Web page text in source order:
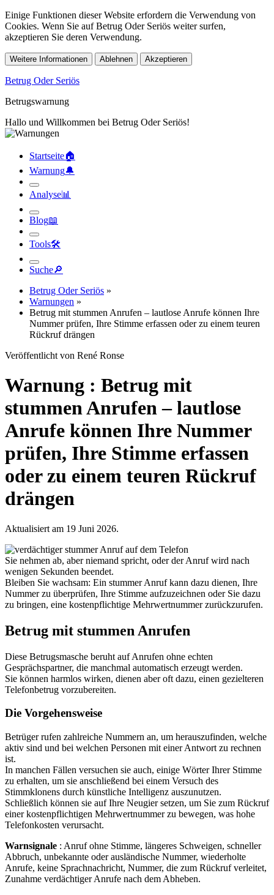
Einige Funktionen dieser Website erfordern die Verwendung von
Cookies. Wenn Sie auf Betrug Oder Seriös weiter surfen,
akzeptieren Sie deren Verwendung.
Weitere Informationen Ablehnen Akzeptieren
Betrug Oder Seriös
Betrugswarnung
Hallo und Willkommen bei Betrug Oder Seriös!
Startseite🏠︎
Warnung🔔︎
Analyse📊︎
Blog📖︎
Tools🛠︎
Suche🔎︎
Betrug Oder Seriös »
Warnungen »
Betrug mit stummen Anrufen – lautlose Anrufe können Ihre
Nummer prüfen, Ihre Stimme erfassen oder zu einem teuren
Rückruf drängen
Veröffentlicht von René Ronse
Warnung : Betrug mit
stummen Anrufen – lautlose
Anrufe können Ihre Nummer
prüfen, Ihre Stimme erfassen
oder zu einem teuren Rückruf
drängen
Aktualisiert am 19 Juni 2026.
Sie nehmen ab, aber niemand spricht, oder der Anruf wird nach
wenigen Sekunden beendet.
Bleiben Sie wachsam: Ein stummer Anruf kann dazu dienen, Ihre
Nummer zu überprüfen, Ihre Stimme aufzuzeichnen oder Sie dazu
zu bringen, eine kostenpflichtige Mehrwertnummer zurückzurufen.
Betrug mit stummen Anrufen
Diese Betrugsmasche beruht auf Anrufen ohne echten
Gesprächspartner, die manchmal automatisch erzeugt werden.
Sie können harmlos wirken, dienen aber oft dazu, einen gezielteren
Telefonbetrug vorzubereiten.
Die Vorgehensweise
Betrüger rufen zahlreiche Nummern an, um herauszufinden, welche
aktiv sind und bei welchen Personen mit einer Antwort zu rechnen
ist.
In manchen Fällen versuchen sie auch, einige Wörter Ihrer Stimme
zu erhalten, um sie anschließend bei einem Versuch des
Stimmklonens durch künstliche Intelligenz auszunutzen.
Schließlich können sie auf Ihre Neugier setzen, um Sie zum Rückruf
einer kostenpflichtigen Mehrwertnummer zu bewegen, was hohe
Telefonkosten verursacht.
Warnsignale : Anruf ohne Stimme, längeres Schweigen, schneller
Abbruch, unbekannte oder ausländische Nummer, wiederholte
Anrufe, keine Sprachnachricht, Nummer, die zum Rückruf verleitet,
Zunahme verdächtiger Anrufe nach dem Abheben.